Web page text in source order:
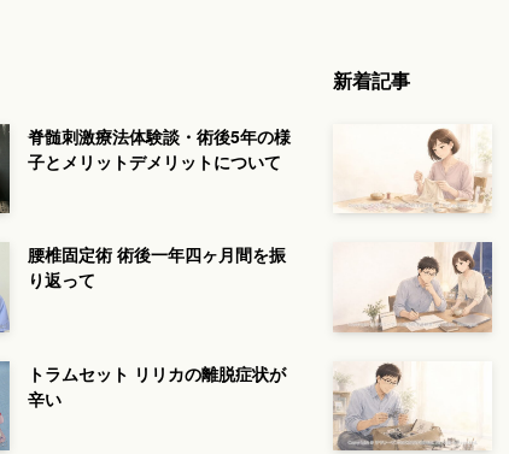
脊髄刺激療法体験談・術後5年の様
子とメリットデメリットについて
腰椎固定術 術後一年四ヶ月間を振
り返って
トラムセット リリカの離脱症状が
辛い
新着記事